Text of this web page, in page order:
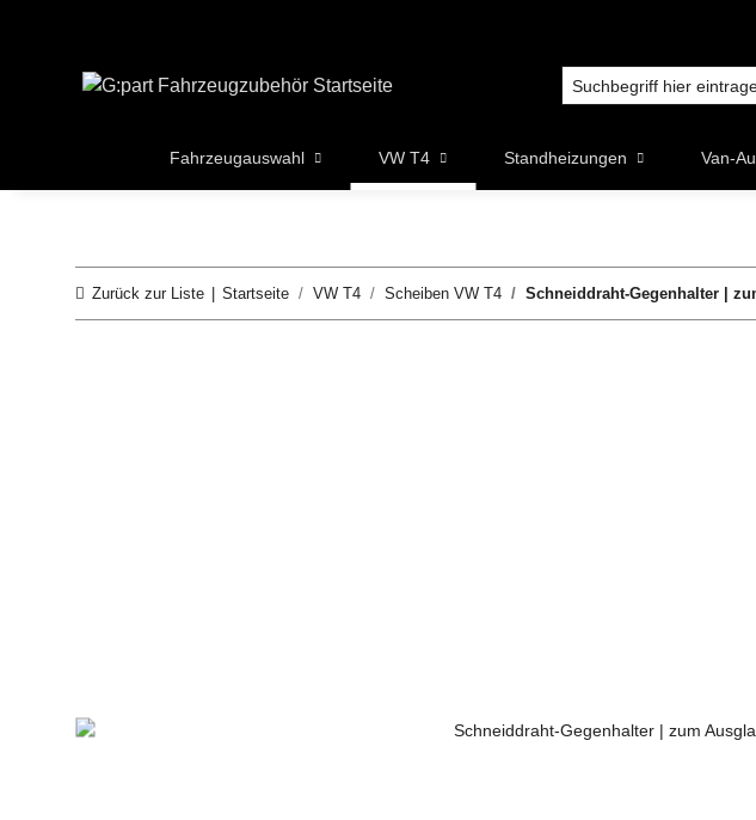
Fahrzeugauswahl VW T4 Standheizungen Van-
Zurück zur Liste Startseite VW T4 Scheiben VW T4 Schneiddraht-Gegenhalter |